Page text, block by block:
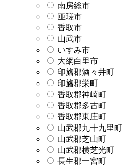
南房総市
匝瑳市
香取市
山武市
いすみ市
大網白里市
印旛郡酒々井町
印旛郡栄町
香取郡神崎町
香取郡多古町
香取郡東庄町
山武郡九十九里町
山武郡芝山町
山武郡横芝光町
長生郡一宮町